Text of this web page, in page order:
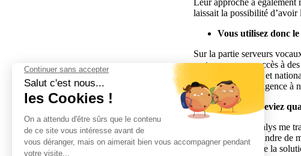
Leur approche a également
laissait la possibilité d’avoir
Vous utilisez donc le
Sur la partie serveurs
part, nous avons accès à
au niveau régional et
apporter de l’intelligence à
Et si vous deviez
Tout d’abord, Axialys me
à la moindre de
personnalisation
de la